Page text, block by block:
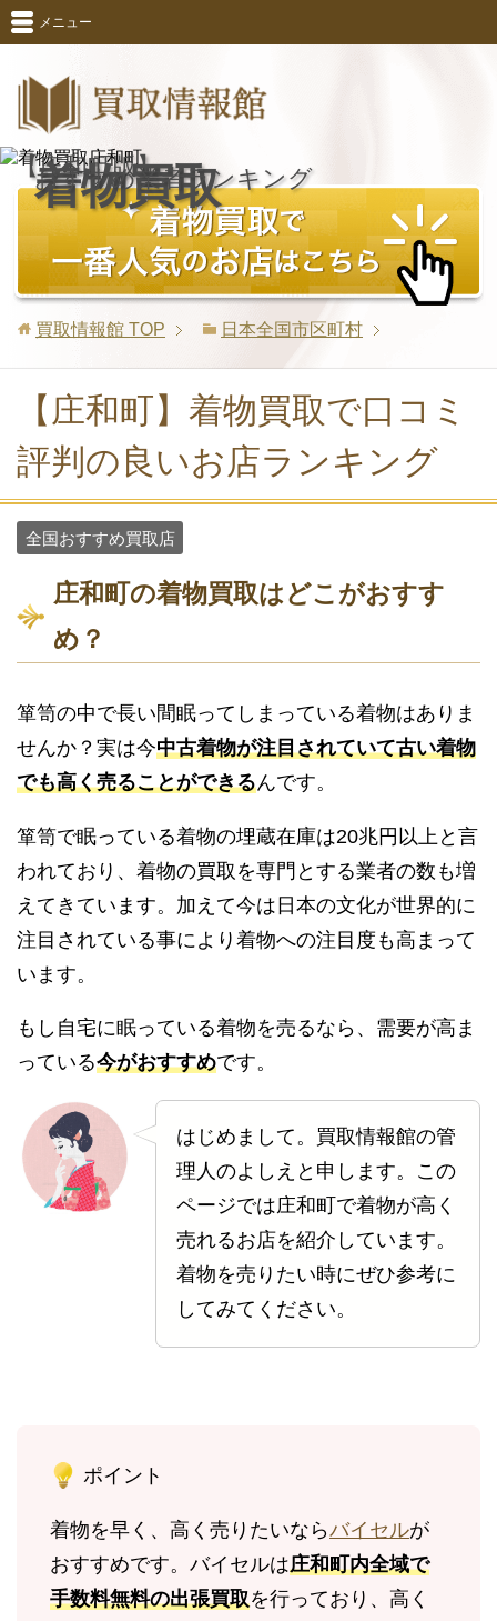
メニュー
【庄和町版】
着物買取
おすすめ業者ランキング
買取情報館 TOP 日本全国市区町村
【庄和町】着物買取で口コミ
評判の良いお店ランキング
全国おすすめ買取店
庄和町の着物買取はどこがおすす
め？
箪笥の中で長い間眠ってしまっている着物はありま
せんか？実は今中古着物が注目されていて古い着物
でも高く売ることができるんです。
箪笥で眠っている着物の埋蔵在庫は20兆円以上と言
われており、着物の買取を専門とする業者の数も増
えてきています。加えて今は日本の文化が世界的に
注目されている事により着物への注目度も高まって
います。
もし自宅に眠っている着物を売るなら、需要が高ま
っている今がおすすめです。
はじめまして。買取情報館の管
理人のよしえと申します。この
ページでは庄和町で着物が高く
売れるお店を紹介しています。
着物を売りたい時にぜひ参考に
してみてください。
ポイント
着物を早く、高く売りたいならバイセルが
おすすめです。バイセルは庄和町内全域で
手数料無料の出張買取を行っており、高く